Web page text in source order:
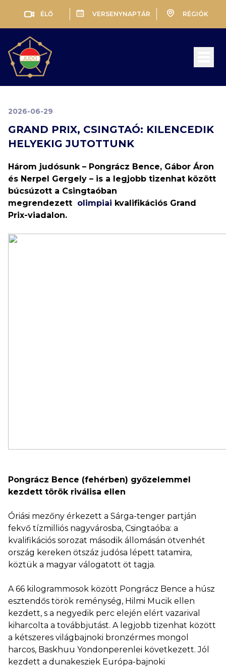
ÉLŐ VERSENYNAPTÁR RÉGIÓK
2026-06-29
GRAND PRIX, CSINGTAÓ: KILENCEDIK
HELYEKIG JUTOTTUNK
Három judósunk – Pongrácz Bence, Gábor Áron
és Nerpel Gergely – is a legjobb tizenhat között
búcsúzott a Csingtaóban
megrendezett olimpiai kvalifikációs Grand
Prix-viadalon.
Pongrácz Bence (fehérben) győzelemmel
kezdett török riválisa ellen
Óriási mezőny érkezett a Sárga-tenger partján
fekvő tízmilliós nagyvárosba, Csingtaóba: a
kvalifikációs sorozat második állomásán ötvenhét
ország kereken ötszáz judósa lépett tatamira,
köztük a magyar válogatott öt tagja.
A 66 kilogrammosok között Pongrácz Bence a húsz
esztendős török reménység, Hilmi Mucik ellen
kezdett, s a negyedik perc elején elért vazarival
kiharcolta a továbbjutást. A legjobb tizenhat között
a kétszeres világbajnoki bronzérmes mongol
harcos, Baskhuu Yondonperenlei következett. Jól
kezdett a dunakesziek Európa-bajnoki